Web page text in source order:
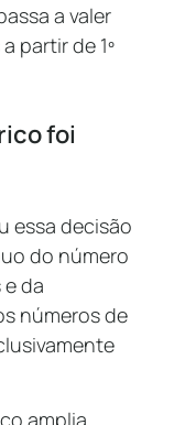
a valer
partir de 1º
foi
essa decisão
do número
da
números de
amplia